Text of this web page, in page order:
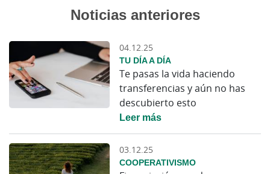
Noticias anteriores
04.12.25
TU DÍA A DÍA
Te pasas la vida haciendo
transferencias y aún no has
descubierto esto
Leer más
03.12.25
COOPERATIVISMO